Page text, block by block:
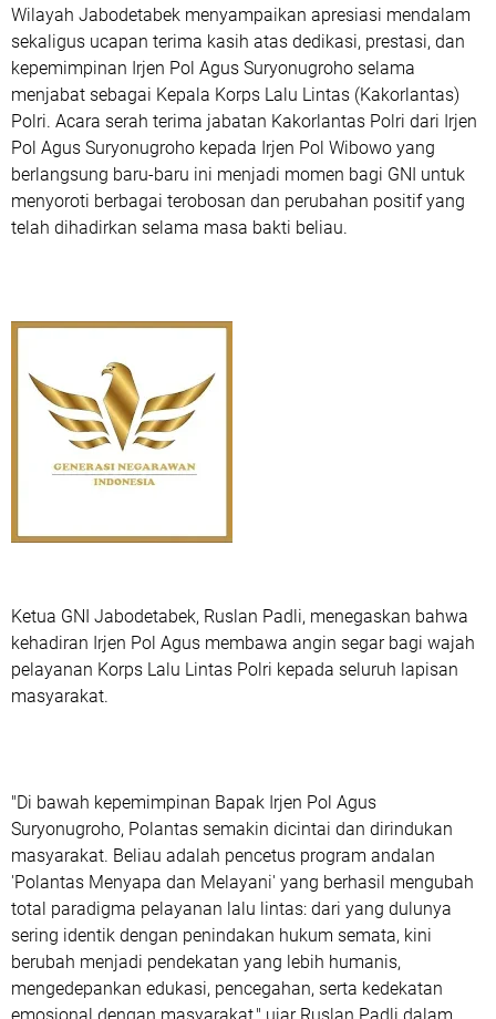
Wilayah Jabodetabek menyampaikan apresiasi mendalam
sekaligus ucapan terima kasih atas dedikasi, prestasi, dan
kepemimpinan Irjen Pol Agus Suryonugroho selama
menjabat sebagai Kepala Korps Lalu Lintas (Kakorlantas)
Polri. Acara serah terima jabatan Kakorlantas Polri dari Irjen
Pol Agus Suryonugroho kepada Irjen Pol Wibowo yang
berlangsung baru-baru ini menjadi momen bagi GNI untuk
menyoroti berbagai terobosan dan perubahan positif yang
telah dihadirkan selama masa bakti beliau.
Ketua GNI Jabodetabek, Ruslan Padli, menegaskan bahwa
kehadiran Irjen Pol Agus membawa angin segar bagi wajah
pelayanan Korps Lalu Lintas Polri kepada seluruh lapisan
masyarakat.
"Di bawah kepemimpinan Bapak Irjen Pol Agus
Suryonugroho, Polantas semakin dicintai dan dirindukan
masyarakat. Beliau adalah pencetus program andalan
'Polantas Menyapa dan Melayani' yang berhasil mengubah
total paradigma pelayanan lalu lintas: dari yang dulunya
sering identik dengan penindakan hukum semata, kini
berubah menjadi pendekatan yang lebih humanis,
mengedepankan edukasi, pencegahan, serta kedekatan